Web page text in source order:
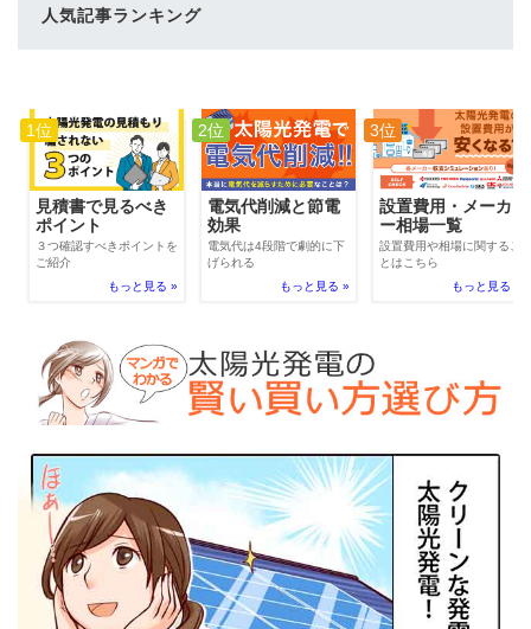
人気記事ランキング
1位
見積書で見るべき
ポイント
３つ確認すべきポイントを
ご紹介
もっと見る »
2位
電気代削減と節電
効果
電気代は4段階で劇的に下
げられる
もっと見る »
3位
設置費用・メーカ
ー相場一覧
設置費用や相場に関するこ
とはこちら
もっと見る »